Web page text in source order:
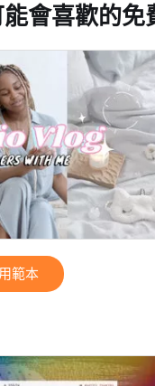
會喜歡的免
範本